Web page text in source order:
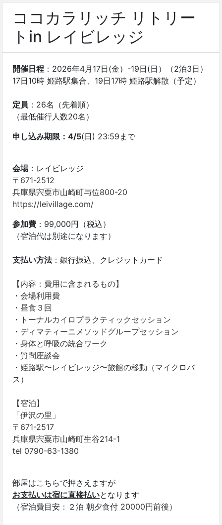
ココカラリッチ リトリー
トin レイビレッジ
開催日程 ：2026年4月17日(金）-19日(日）（2泊3日）
17日10時 姫路駅集合、19日17時 姫路駅解散（予定）
定員 ：26名（先着順）
（最低催行人数20名）
申し込み期限：4/5(日) 23:59まで
会場：レイビレッジ
〒671-2512
兵庫県宍粟市山崎町与位800-20
https://leivillage.com/
参加費 ：99,000円（税込）
（宿泊代は別途になります）
支払い方法：銀行振込、クレジットカード
【内容：費用に含まれるもの】
・会場利用費
・昼食３回
・トーナルカイロプラクティックセッション
・ディマティーニメソッドグループセッション
・ 身体と呼吸の統合ワーク
・質問座談会
・姫路駅〜レイビレッジ〜旅館の移動（マイクロバ
ス）
【宿泊】
「伊沢の里」
〒671-2517
兵庫県宍粟市山崎町生谷214-1
tel 0790-63-1380
部屋はこちらで押さえますが
お支払いは宿に直接払いとなります
（宿泊費目安：２泊 朝夕食付 20000円前後）